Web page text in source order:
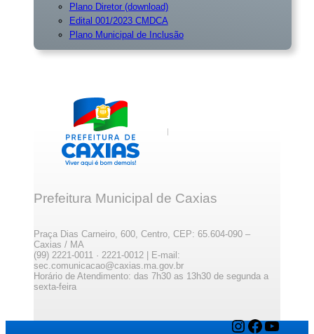
Plano Diretor (download)
Edital 001/2023 CMDCA
Plano Municipal de Inclusão
Prefeitura Municipal de Caxias
Praça Dias Carneiro, 600, Centro, CEP: 65.604-090 –
Caxias / MA
(99) 2221-0011 · 2221-0012 | E-mail:
sec.comunicacao@caxias.ma.gov.br
Horário de Atendimento: das 7h30 as 13h30 de segunda a
sexta-feira
InstagramFacebook YouTube